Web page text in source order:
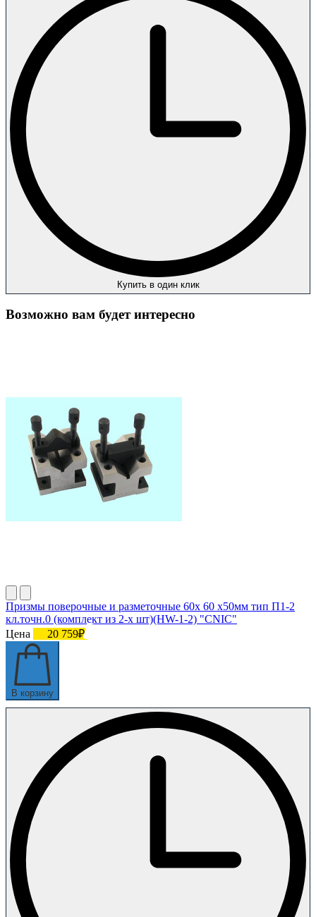
Купить в один клик
Возможно вам будет интересно
Призмы поверочные и разметочные 60х 60 х50мм тип П1-2
кл.точн.0 (комплект из 2-х шт)(HW-1-2) "CNIC"
Цена
20 759₽
В корзину